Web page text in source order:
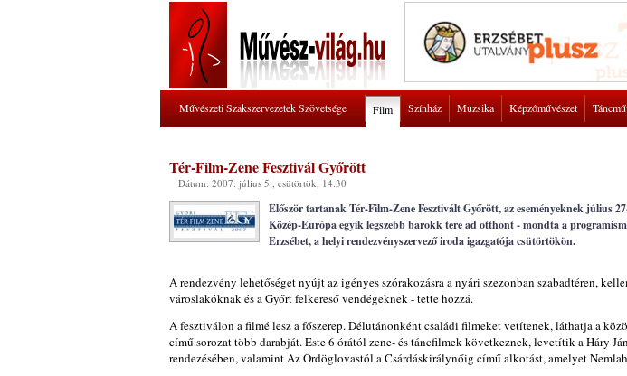
Művészeti Szakszervezetek Szövetsége Film Színház Muzsika Képzőművészet
Tér-Film-Zene Fesztivál Győrött
Dátum: 2007. július 5., csütörtök, 14:30
Először tartanak Tér-Film-Zene Fesztivált Győrött, az eseményeknek július
Közép-Európa egyik legszebb barokk tere ad otthont - mondta a
Erzsébet, a helyi rendezvényszervező iroda igazgatója csütörtökön.
A rendezvény lehetőséget nyújt az igényes szórakozásra a nyári szezonban szabadtéren,
városlakóknak és a Győrt felkereső vendégeknek - tette hozzá.
A fesztiválon a filmé lesz a főszerep. Délutánonként családi filmeket vetítenek, láthatja a
című sorozat több darabját. Este 6 órától zene- és táncfilmek következnek, levetítik a Háry
rendezésében, valamint Az Ördöglovastól a Csárdáskirálynőig című alkotást, amelyet